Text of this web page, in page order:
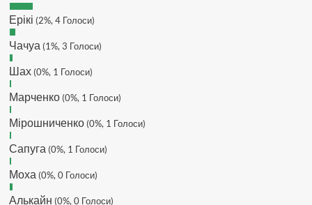
Makiavelli :
MaRiO :Трансфери такі шо слів
провалу 🙁
Hatsyk:Makiavelli, вітаємо на
буде ще активніший з часом)
Hatsyk:Та Кузик ще ок, а
перспективи, хз хз
трансляцію товарняка з Минаєм
https://www.youtube.com/live/Qb1ebGeOfZ8?
Ерікі (2%, 4 Голоси)
Чачуа (1%, 3 Голоси)
Шах (0%, 1 Голоси)
Марченко (0%, 1 Голоси)
Мірошниченко (0%, 1 Голоси)
Сапуга (0%, 1 Голоси)
Моха (0%, 0 Голоси)
Алькайн (0%, 0 Голоси)